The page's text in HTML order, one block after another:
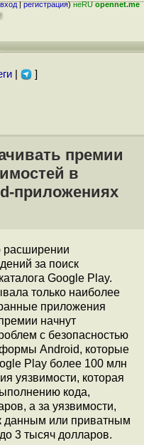
вход|регистрация)неRUopennet.me
| ]
премии
в
приложениях
расширении
за поиск
Google Play.
только наиболее
приложения
начнут
с безопасностью
Android, которые
Play более 100 млн
уязвимости, которая
кода,
а за уязвимости,
данным или приватным
3 тысяч долларов.